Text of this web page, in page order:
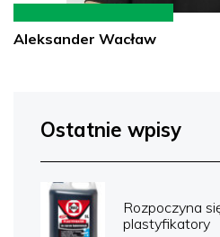
Aleksander Wacław
Ostatnie wpisy
Rozpoczyna
plastyfikatory